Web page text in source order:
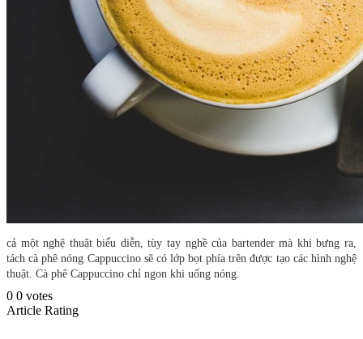
cả một nghệ thuật biểu diễn, tùy tay nghề của bartender mà khi bưng ra,
tách cà phê nóng Cappuccino sẽ có lớp bọt phía trên được tạo các hình nghệ
thuật. Cà phê Cappuccino chỉ ngon khi uống nóng.
0 0 votes
Article Rating